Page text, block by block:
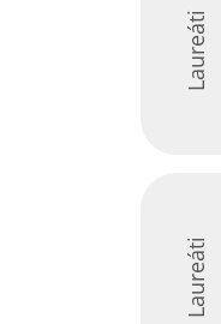
Laureáti
Laureáti